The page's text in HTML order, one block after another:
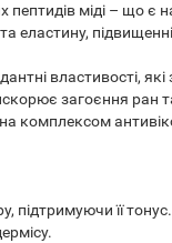
пептидів міді – що
еластину,
властивості,
загоєння ран
комплексом
підтримуючи її тонус.